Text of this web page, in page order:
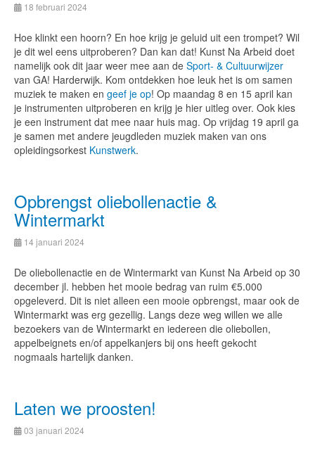
18 februari 2024
Hoe klinkt een hoorn? En hoe krijg je geluid uit een trompet? Wil
je dit wel eens uitproberen? Dan kan dat! Kunst Na Arbeid doet
namelijk ook dit jaar weer mee aan de Sport- & Cultuurwijzer
van GA! Harderwijk. Kom ontdekken hoe leuk het is om samen
muziek te maken en geef je op! Op maandag 8 en 15 april kan
je instrumenten uitproberen en krijg je hier uitleg over. Ook kies
je een instrument dat mee naar huis mag. Op vrijdag 19 april ga
je samen met andere jeugdleden muziek maken van ons
opleidingsorkest Kunstwerk.
Opbrengst oliebollenactie &
Wintermarkt
14 januari 2024
De oliebollenactie en de Wintermarkt van Kunst Na Arbeid op 30
december jl. hebben het mooie bedrag van ruim €5.000
opgeleverd. Dit is niet alleen een mooie opbrengst, maar ook de
Wintermarkt was erg gezellig. Langs deze weg willen we alle
bezoekers van de Wintermarkt en iedereen die oliebollen,
appelbeignets en/of appelkanjers bij ons heeft gekocht
nogmaals hartelijk danken.
Laten we proosten!
03 januari 2024